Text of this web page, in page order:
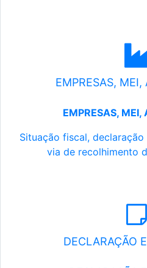
EMPRESAS,
EMPRESAS,
Situação fiscal,
via de recolhimento
DECLARAÇÃO